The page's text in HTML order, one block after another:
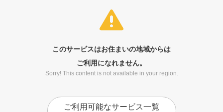
このサービスはお住まいの地域からは
ご利用になれません。
Sorry! This content is not available in your region.
ご利用可能なサービス一覧